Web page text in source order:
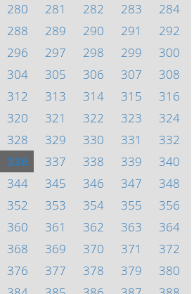
280 281 282 283
284
288 289 290 291
292
296 297 298 299
300
304 305 306 307
308
312 313 314 315
316
320 321 322 323
324
328 329 330 331
332
336 337 338 339
340
344 345 346 347
348
352 353 354 355
356
360 361 362 363
364
368 369 370 371
372
376 377 378 379
380